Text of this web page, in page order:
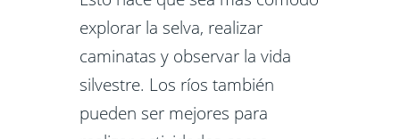
explorar la selva, realizar
caminatas y observar la vida
silvestre. Los ríos también
pueden ser mejores para